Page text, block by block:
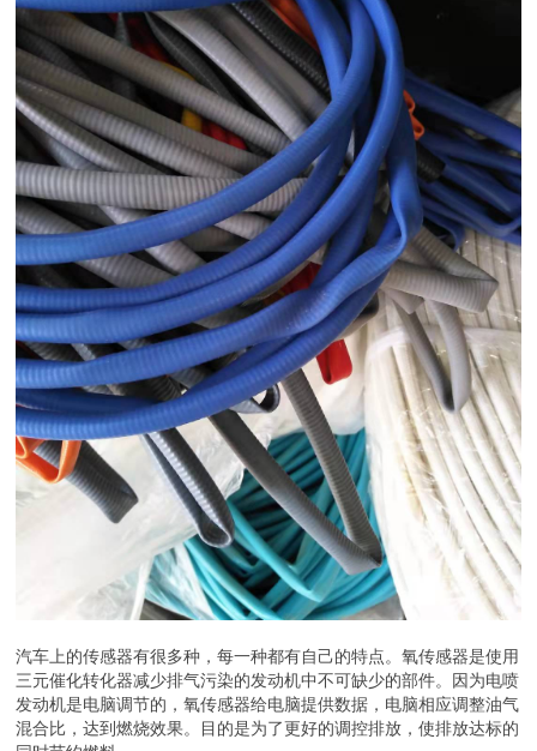
汽车上的传感器有很多种，每一种都有自己的特点。氧传感器是使用
三元催化转化器减少排气污染的发动机中不可缺少的部件。因为电喷
发动机是电脑调节的，氧传感器给电脑提供数据，电脑相应调整油气
混合比，达到燃烧效果。目的是为了更好的调控排放，使排放达标的